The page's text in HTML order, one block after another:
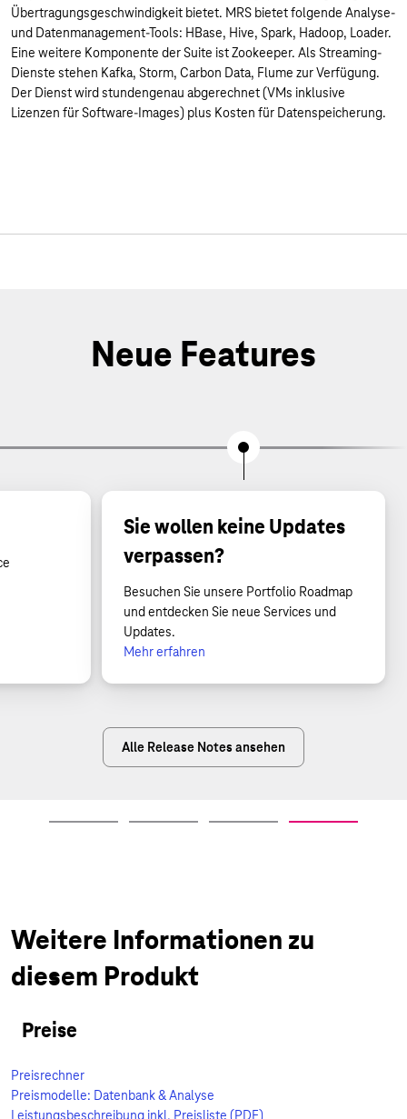
Übertragungsgeschwindigkeit bietet. MRS bietet folgende Analyse-
und Datenmanagement-Tools: HBase, Hive, Spark, Hadoop, Loader.
Eine weitere Komponente der Suite ist Zookeeper. Als Streaming-
Dienste stehen Kafka, Storm, Carbon Data, Flume zur Verfügung.
Der Dienst wird stundengenau abgerechnet (VMs inklusive
Lizenzen für Software-Images) plus Kosten für Datenspeicherung.
Neue Features
Sie wollen keine Updates
verpassen?
Besuchen Sie unsere Portfolio Roadmap
und entdecken Sie neue Services und
Updates.
Mehr erfahren
Alle Release Notes ansehen
Weitere Informationen zu
diesem Produkt
Preise
Preisrechner
Preismodelle: Datenbank & Analyse
Leistungsbeschreibung inkl. Preisliste (PDF)